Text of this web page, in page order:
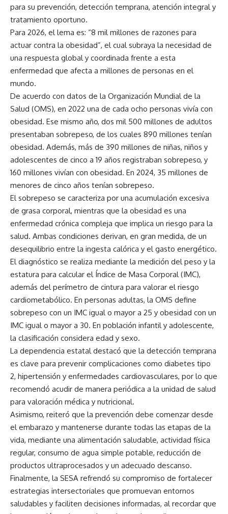
para su prevención, detección temprana, atención integral y
tratamiento oportuno.
Para 2026, el lema es: “8 mil millones de razones para
actuar contra la obesidad”, el cual subraya la necesidad de
una respuesta global y coordinada frente a esta
enfermedad que afecta a millones de personas en el
mundo.
De acuerdo con datos de la Organización Mundial de la
Salud (OMS), en 2022 una de cada ocho personas vivía con
obesidad. Ese mismo año, dos mil 500 millones de adultos
presentaban sobrepeso, de los cuales 890 millones tenían
obesidad. Además, más de 390 millones de niñas, niños y
adolescentes de cinco a 19 años registraban sobrepeso, y
160 millones vivían con obesidad. En 2024, 35 millones de
menores de cinco años tenían sobrepeso.
El sobrepeso se caracteriza por una acumulación excesiva
de grasa corporal, mientras que la obesidad es una
enfermedad crónica compleja que implica un riesgo para la
salud. Ambas condiciones derivan, en gran medida, de un
desequilibrio entre la ingesta calórica y el gasto energético.
El diagnóstico se realiza mediante la medición del peso y la
estatura para calcular el Índice de Masa Corporal (IMC),
además del perímetro de cintura para valorar el riesgo
cardiometabólico. En personas adultas, la OMS define
sobrepeso con un IMC igual o mayor a 25 y obesidad con un
IMC igual o mayor a 30. En población infantil y adolescente,
la clasificación considera edad y sexo.
La dependencia estatal destacó que la detección temprana
es clave para prevenir complicaciones como diabetes tipo
2, hipertensión y enfermedades cardiovasculares, por lo que
recomendó acudir de manera periódica a la unidad de salud
para valoración médica y nutricional.
Asimismo, reiteró que la prevención debe comenzar desde
el embarazo y mantenerse durante todas las etapas de la
vida, mediante una alimentación saludable, actividad física
regular, consumo de agua simple potable, reducción de
productos ultraprocesados y un adecuado descanso.
Finalmente, la SESA refrendó su compromiso de fortalecer
estrategias intersectoriales que promuevan entornos
saludables y faciliten decisiones informadas, al recordar que